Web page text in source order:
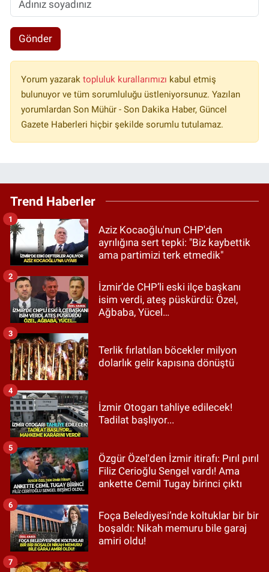
Gönder
Yorum yazarak topluluk kurallarımızı kabul etmiş
bulunuyor ve tüm sorumluluğu üstleniyorsunuz. Yazılan
yorumlardan Son Mühür - Son Dakika Haber, Güncel
Gazete Haberleri hiçbir şekilde sorumlu tutulamaz.
Trend Haberler
Aziz Kocaoğlu'nun CHP'den
ayrılığına sert tepki: "Biz kaybettik
ama partimizi terk etmedik"
1
İzmir’de CHP’li eski ilçe başkanı
isim verdi, ateş püskürdü: Özel,
Ağbaba, Yücel…
2
Terlik fırlatılan böcekler milyon
dolarlık gelir kapısına dönüştü
3
İzmir Otogarı tahliye edilecek!
Tadilat başlıyor...
4
Özgür Özel'den İzmir itirafı: Pırıl pırıl
Filiz Cerioğlu Sengel vardı! Ama
ankette Cemil Tugay birinci çıktı
5
Foça Belediyesi’nde koltuklar bir bir
boşaldı: Nikah memuru bile garaj
amiri oldu!
6
7